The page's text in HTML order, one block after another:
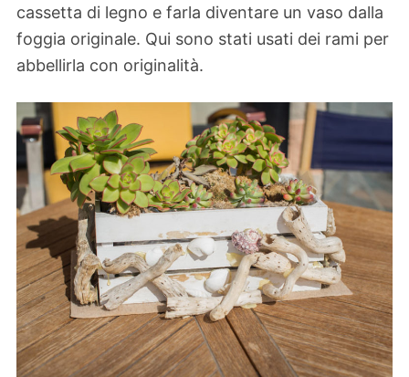
cassetta di legno e farla diventare un vaso dalla
foggia originale. Qui sono stati usati dei rami per
abbellirla con originalità.